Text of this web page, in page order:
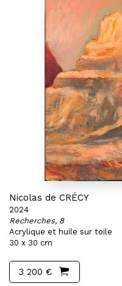
Nicolas de CRÉCY
2024
Recherches, 8
Acrylique et huile sur toile
30 x 30 cm
3 200 €